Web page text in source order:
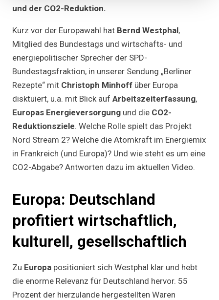
Europa“
und der CO2-Reduktion.
Kurz vor der Europawahl hat Bernd Westphal,
Mitglied des Bundestags und wirtschafts- und
energiepolitischer Sprecher der SPD-
Bundestagsfraktion, in unserer Sendung „Berliner
Rezepte“ mit Christoph Minhoff über Europa
disktuiert, u.a. mit Blick auf Arbeitszeiterfassung,
Europas Energieversorgung und die CO2-
Reduktionsziele. Welche Rolle spielt das Projekt
Nord Stream 2? Welche die Atomkraft im Energiemix
in Frankreich (und Europa)? Und wie steht es um eine
CO2-Abgabe? Antworten dazu im aktuellen Video.
Europa: Deutschland
profitiert wirtschaftlich,
kulturell, gesellschaftlich
Zu Europa positioniert sich Westphal klar und hebt
die enorme Relevanz für Deutschland hervor. 55
Prozent der hierzulande hergestellten Waren